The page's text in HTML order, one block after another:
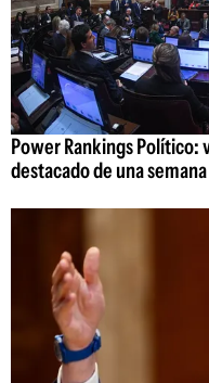
Power Rankings Político:
destacado de una